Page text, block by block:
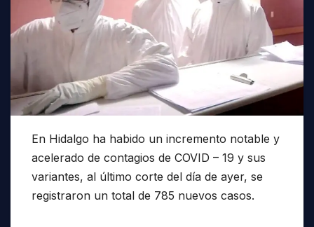
En Hidalgo ha habido un incremento notable y
acelerado de contagios de COVID – 19 y sus
variantes, al último corte del día de ayer, se
registraron un total de 785 nuevos casos.